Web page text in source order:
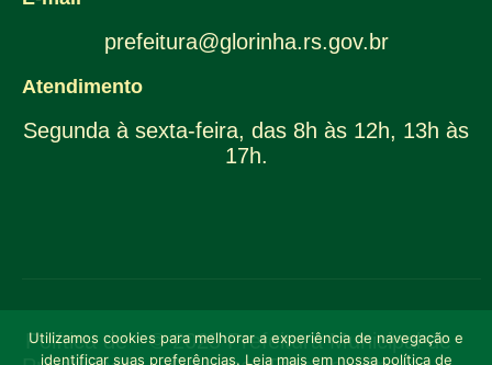
prefeitura@glorinha.rs.gov.br
Atendimento
Segunda à sexta-feira, das 8h às 12h, 13h às
17h.
Política de
© 2025 Prefeitura Municipal de
Utilizamos cookies para melhorar a experiência de navegação e
identificar suas preferências. Leia mais em nossa política de